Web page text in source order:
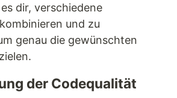
dir, verschiedene
und zu
genau die gewünschten
der Codequalität